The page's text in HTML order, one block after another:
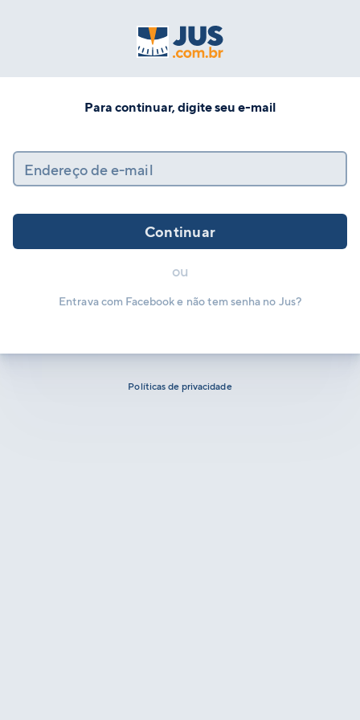
Para continuar, digite seu e-mail
Endereço de e-mail
Continuar
ou
Entrava com Facebook e não tem senha no Jus?
Políticas de privacidade